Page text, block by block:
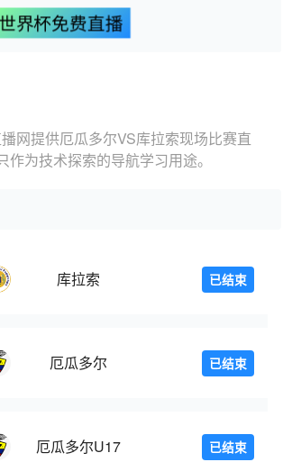
世界杯免费直播
网提供厄瓜多尔VS库拉索现场比赛直
为技术探索的导航学习用途。
库拉索 已结束
厄瓜多尔 已结束
厄瓜多尔U17 已结束